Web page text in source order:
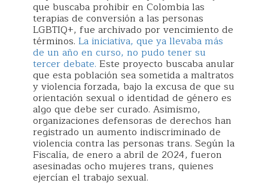
que buscaba prohibir en Colombia las
terapias de conversión a las personas
LGBTIQ+, fue archivado por vencimiento de
términos. La iniciativa, que ya llevaba más
de un año en curso, no pudo tener su
tercer debate. Este proyecto buscaba anular
que esta población sea sometida a maltratos
y violencia forzada, bajo la excusa de que su
orientación sexual o identidad de género es
algo que debe ser curado. Asimismo,
organizaciones defensoras de derechos han
registrado un aumento indiscriminado de
violencia contra las personas trans. Según la
Fiscalía, de enero a abril de 2024, fueron
asesinadas ocho mujeres trans, quienes
ejercían el trabajo sexual.